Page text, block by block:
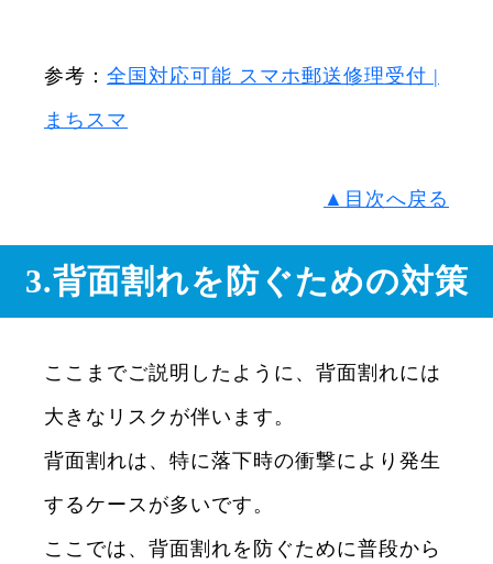
参考： 全国対応可能 スマホ郵送修理受付 |
まちスマ
▲目次へ戻る
3.背面割れを防ぐための対策
ここまでご説明したように、背面割れには
大きなリスクが伴います。
背面割れは、特に落下時の衝撃により発生
するケースが多いです。
ここでは、背面割れを防ぐために普段から